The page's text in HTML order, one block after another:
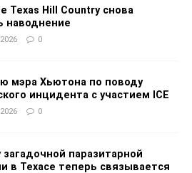
Texas Hill Country снова
наводнение
0
мэра Хьютона по поводу
инцидента с участием ICE
0
загадочной паразитарной
в Техасе теперь связывается